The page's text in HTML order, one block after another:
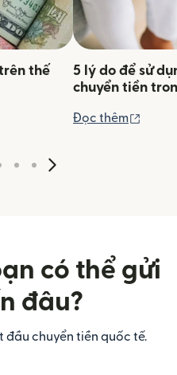
thế
5 lý do để sử
chuyển tiền
Đọc thêm
có thể gửi
đâu?
chuyển tiền quốc tế.